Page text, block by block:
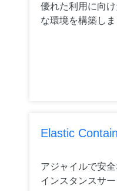
優れた利用に向
な環境を構築しま
Elastic
アジャイルで安
インスタンスサー